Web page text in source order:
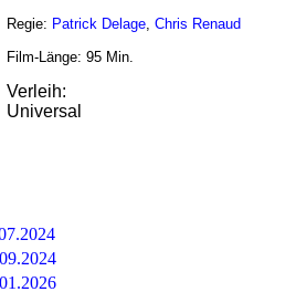
Regie: Patrick Delage, Chris Renaud
Film-Länge: 95 Min.
Verleih:
Universal